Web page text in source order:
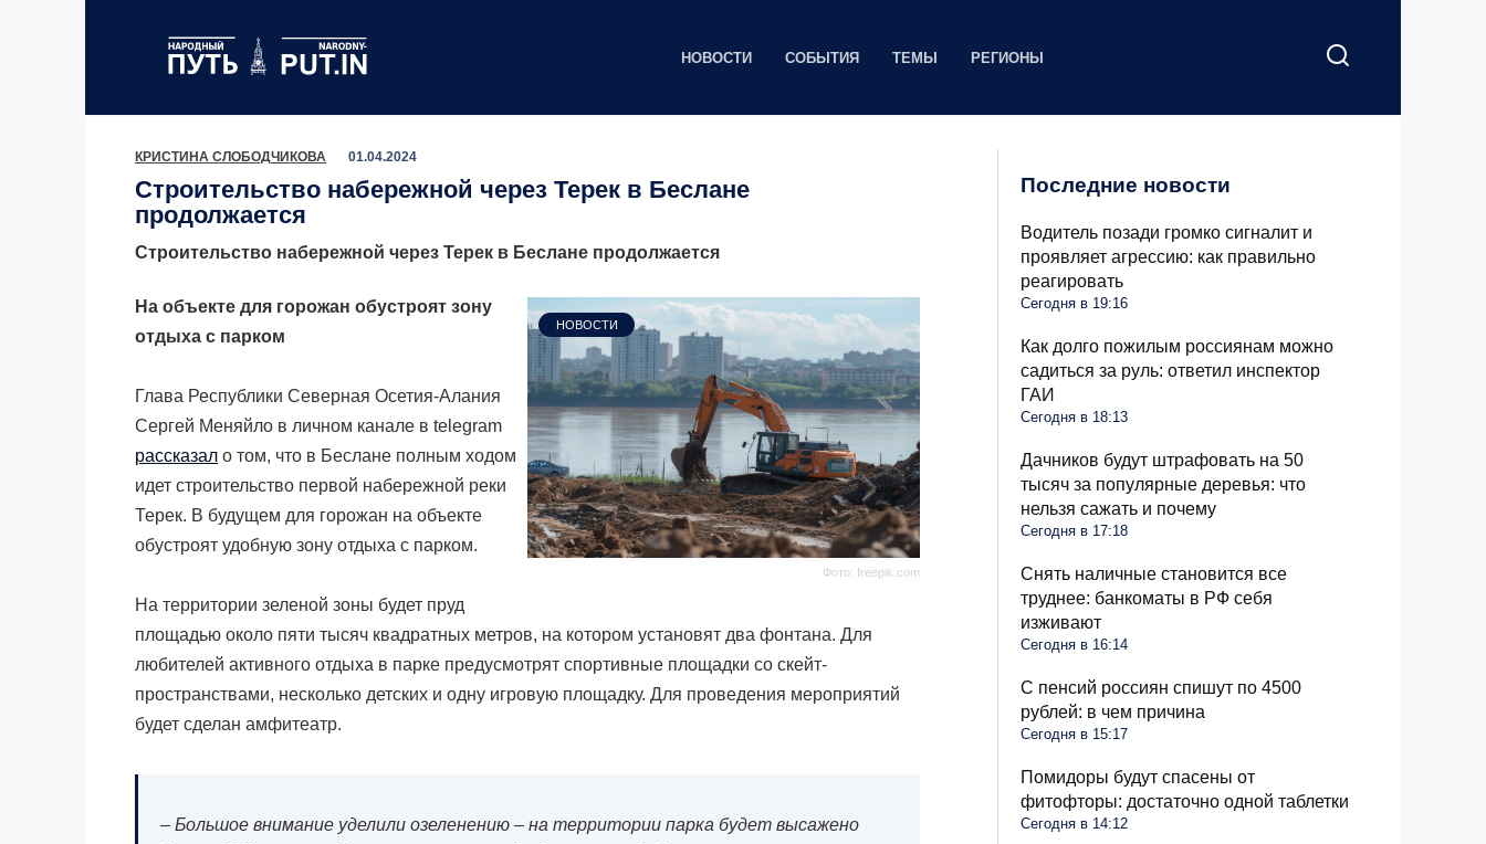
НОВОСТИ СОБЫТИЯ ТЕМЫ РЕГИОНЫ
КРИСТИНА СЛОБОДЧИКОВА 01.04.2024
Строительство набережной через Терек в Беслане
продолжается
Строительство набережной через Терек в Беслане продолжается
Фото: freepik.com
НОВОСТИ
На объекте для горожан обустроят зону
отдыха с парком
Глава Республики Северная Осетия-Алания
Сергей Меняйло в личном канале в telegram
рассказал о том, что в Беслане полным ходом
идет строительство первой набережной реки
Терек. В будущем для горожан на объекте
обустроят удобную зону отдыха с парком.
На территории зеленой зоны будет пруд
площадью около пяти тысяч квадратных метров, на котором установят два фонтана. Для
любителей активного отдыха в парке предусмотрят спортивные площадки со скейт-
пространствами, несколько детских и одну игровую площадку. Для проведения мероприятий
будет сделан амфитеатр.
– Большое внимание уделили озеленению – на территории парка будет высажено
Последние новости
Водитель позади громко сигналит и
проявляет агрессию: как правильно
реагировать
Сегодня в 19:16
Как долго пожилым россиянам можно
садиться за руль: ответил инспектор
ГАИ
Сегодня в 18:13
Дачников будут штрафовать на 50
тысяч за популярные деревья: что
нельзя сажать и почему
Сегодня в 17:18
Снять наличные становится все
труднее: банкоматы в РФ себя
изживают
Сегодня в 16:14
С пенсий россиян спишут по 4500
рублей: в чем причина
Сегодня в 15:17
Помидоры будут спасены от
фитофторы: достаточно одной таблетки
Сегодня в 14:12